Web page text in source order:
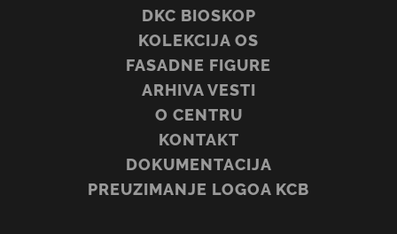
DKC BIOSKOP
KOLEKCIJA OS
FASADNE FIGURE
ARHIVA VESTI
O CENTRU
KONTAKT
DOKUMENTACIJA
PREUZIMANJE LOGOA KCB